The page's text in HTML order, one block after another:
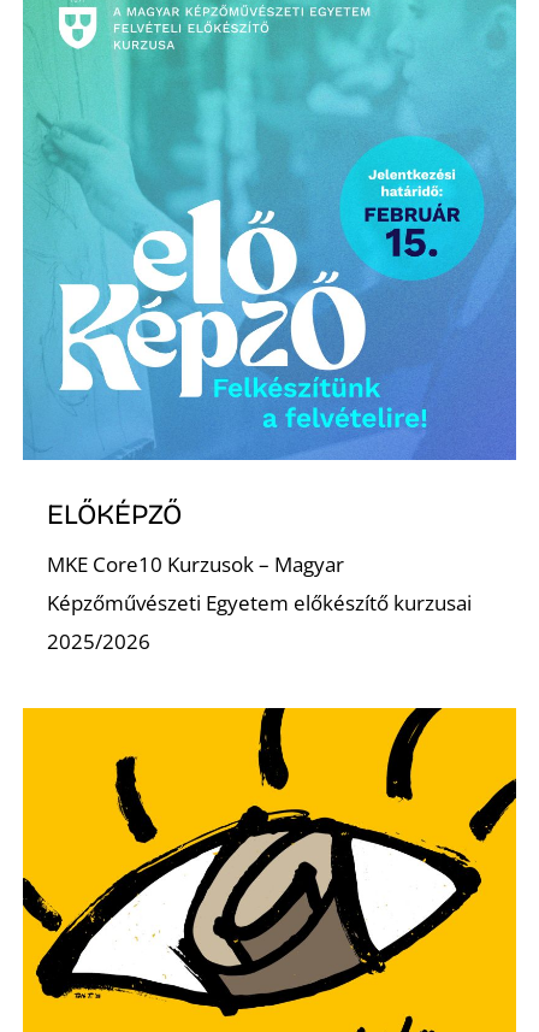
ELŐKÉPZŐ
MKE Core10 Kurzusok – Magyar
Képzőművészeti Egyetem előkészítő kurzusai
2025/2026